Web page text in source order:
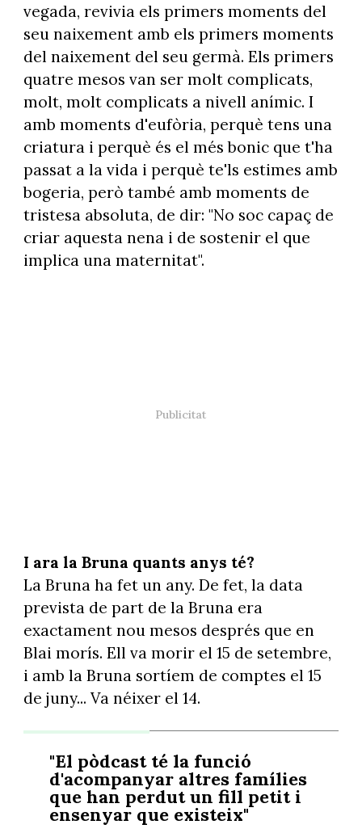
vegada, revivia els primers moments del
seu naixement amb els primers moments
del naixement del seu germà. Els primers
quatre mesos van ser molt complicats,
molt, molt complicats a nivell anímic. I
amb moments d'eufòria, perquè tens una
criatura i perquè és el més bonic que t'ha
passat a la vida i perquè te'ls estimes amb
bogeria, però també amb moments de
tristesa absoluta, de dir: "No soc capaç de
criar aquesta nena i de sostenir el que
implica una maternitat".
I ara la Bruna quants anys té?
La Bruna ha fet un any. De fet, la data
prevista de part de la Bruna era
exactament nou mesos després que en
Blai morís. Ell va morir el 15 de setembre,
i amb la Bruna sortíem de comptes el 15
de juny... Va néixer el 14.
"El pòdcast té la funció
d'acompanyar altres famílies
que han perdut un fill petit i
ensenyar que existeix"